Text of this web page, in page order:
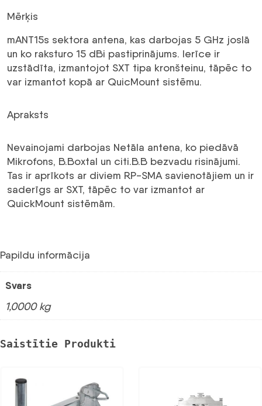
Mērķis
mANT15s sektora antena, kas darbojas 5 GHz joslā
un ko raksturo 15 dBi pastiprinājums. Ierīce ir
uzstādīta, izmantojot SXT tipa kronšteinu, tāpēc to
var izmantot kopā ar QuicMount sistēmu.
Apraksts
Nevainojami darbojas Netāla antena, ko piedāvā
Mikrofons, B.Boxtal un citi.B.B bezvadu risinājumi.
Tas ir aprīkots ar diviem RP-SMA savienotājiem un ir
saderīgs ar SXT, tāpēc to var izmantot ar
QuickMount sistēmām.
Papildu informācija
Svars
1,0000 kg
Saistītie Produkti